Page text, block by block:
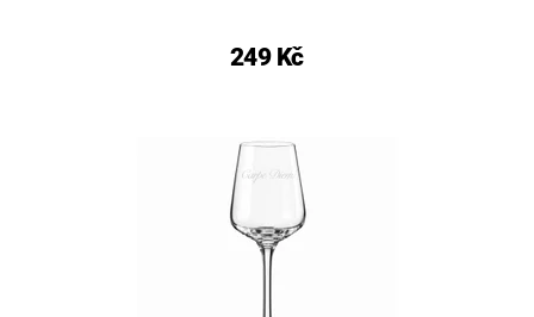
249 Kč